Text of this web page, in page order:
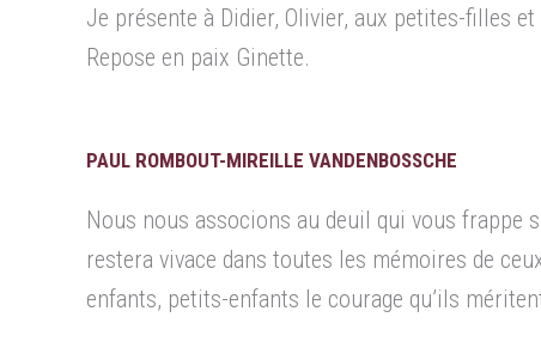
Je présente à Didier, Olivier, aux petites-filles
Repose en paix Ginette.
PAUL ROMBOUT-MIREILLE VANDENBOSSCHE
Nous nous associons au deuil qui vous frappe
restera vivace dans toutes les mémoires de
enfants, petits-enfants le courage qu’ils